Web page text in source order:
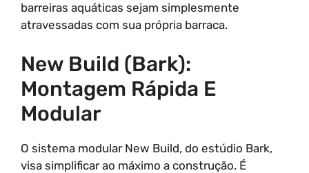
barreiras aquáticas sejam simplesmente
atravessadas com sua própria barraca.
New Build (Bark):
Montagem Rápida E
Modular
O sistema modular New Build, do estúdio Bark,
visa simplificar ao máximo a construção. É